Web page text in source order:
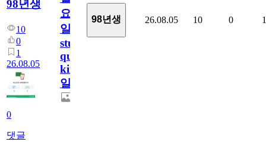
98년생
10
0
1
26.08.05
0
댓글
요
일/English
study
quiz
king776
일
98년생 26.08.05 10 0 1